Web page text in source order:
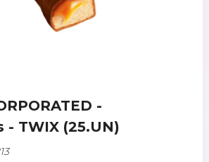
-
- TWIX (25.UN)